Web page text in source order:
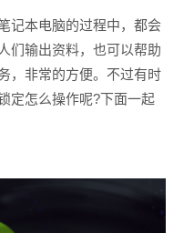
本电脑的过程中，都会
们输出资料，也可以帮助
，非常的方便。不过有时
定怎么操作呢?下面一起